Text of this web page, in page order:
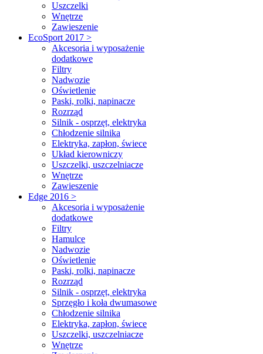
Uszczelki
Wnętrze
Zawieszenie
EcoSport 2017 >
Akcesoria i wyposażenie
dodatkowe
Filtry
Nadwozie
Oświetlenie
Paski, rolki, napinacze
Rozrząd
Silnik - osprzęt, elektryka
Chłodzenie silnika
Elektryka, zapłon, świece
Układ kierowniczy
Uszczelki, uszczelniacze
Wnętrze
Zawieszenie
Edge 2016 >
Akcesoria i wyposażenie
dodatkowe
Filtry
Hamulce
Nadwozie
Oświetlenie
Paski, rolki, napinacze
Rozrząd
Silnik - osprzęt, elektryka
Sprzęgło i koła dwumasowe
Chłodzenie silnika
Elektryka, zapłon, świece
Uszczelki, uszczelniacze
Wnętrze